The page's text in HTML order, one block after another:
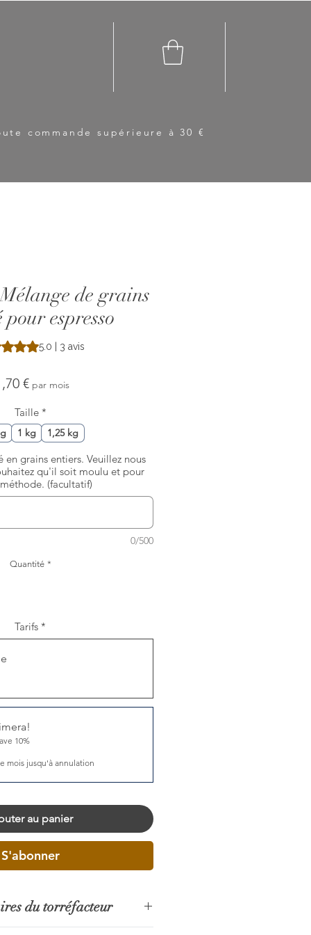
commande supérieure à 30 €
de grains
pour espresso
est de 5.0 sur cinq étoiles selon 3 avis
5.0 | 3 avis
€Prix
par mois
Taille *
1 kg 1,25 kg
en grains entiers. Veuillez nous
qu'il soit moulu et pour
(facultatif)
0/500
Quantité *
Tarifs *
10%
mois jusqu'à annulation
au panier
S'abonner
du torréfacteur